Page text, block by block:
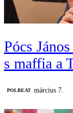
Pócs
s maffia a
‎POLBEAT március 7.